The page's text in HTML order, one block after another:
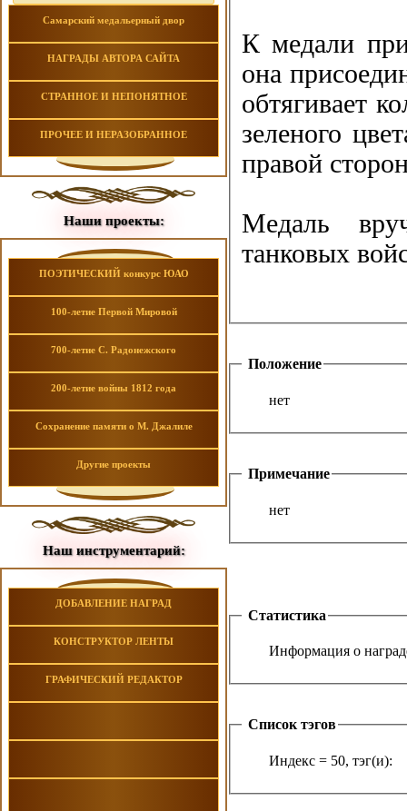
Самарский медальерный двор
НАГРАДЫ АВТОРА САЙТА
СТРАННОЕ И НЕПОНЯТНОЕ
ПРОЧЕЕ И НЕРАЗОБРАННОЕ
Наши проекты:
ПОЭТИЧЕСКИЙ конкурс ЮАО
100-летие Первой Мировой
700-летие С. Радонежского
200-летие войны 1812 года
Сохранение памяти о М. Джалиле
Другие проекты
Наш инструментарий:
ДОБАВЛЕНИЕ НАГРАД
КОНСТРУКТОР ЛЕНТЫ
ГРАФИЧЕСКИЙ РЕДАКТОР
К медали
она
обтягивает
зеленого
правой
Медаль
танковых
Положение
нет
Примечание
нет
Статистика
Информация о
Список тэгов
Индекс = 50, тэг(и):